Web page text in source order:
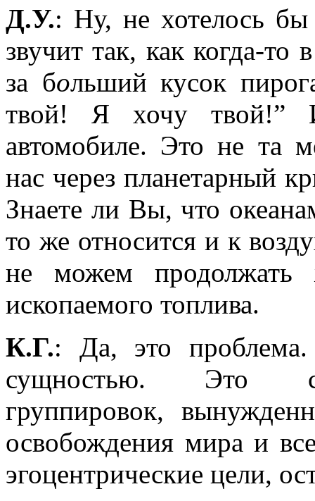
Д.У.: Ну, не хотелось
звучит так, как когда-то
за больший кусок
твой! Я хочу твой!”
автомобиле. Это не та
нас через планетарный
Знаете ли Вы, что
то же относится и к
не можем продолжать
ископаемого топлива.
К.Г.: Да, это
сущностью. Это
группировок,
освобождения мира и
эгоцентрические цели,